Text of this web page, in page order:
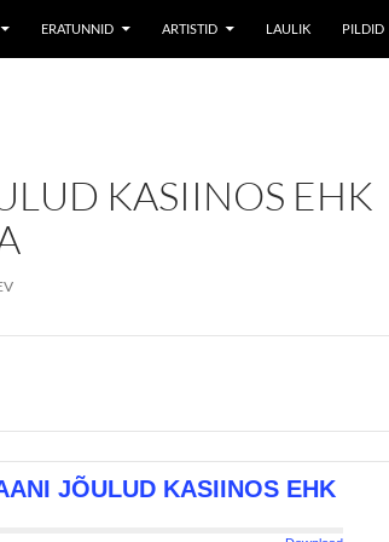
ERATUNNID ARTISTID LAULIK PILDID
KASIINOS EHK
JÕULUD KASIINOS EHK